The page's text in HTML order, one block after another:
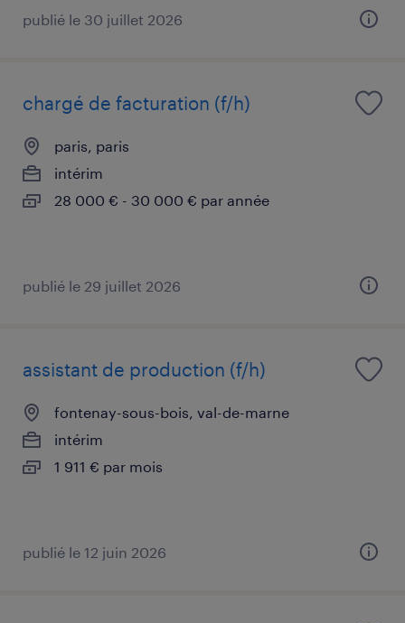
publié le 30 juillet 2026
chargé de facturation (f/h)
paris, paris
intérim
28 000 € - 30 000 € par année
publié le 29 juillet 2026
assistant de production (f/h)
fontenay-sous-bois, val-de-marne
intérim
1 911 € par mois
publié le 12 juin 2026